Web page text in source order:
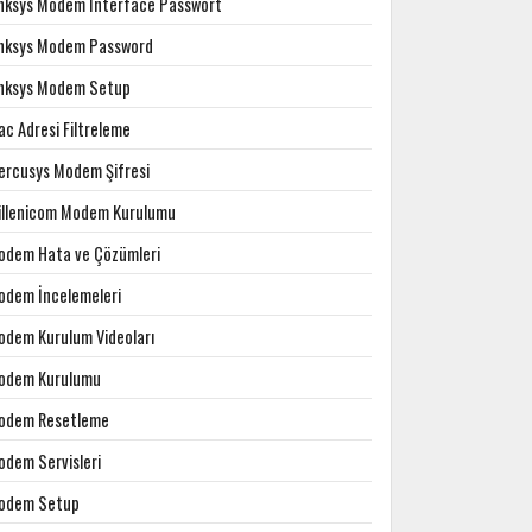
Modem Password
Modem Setup
Adresi Filtreleme
Modem Şifresi
Modem Kurulumu
Hata ve Çözümleri
İncelemeleri
Kurulum Videoları
Kurulumu
Resetleme
Servisleri
Setup